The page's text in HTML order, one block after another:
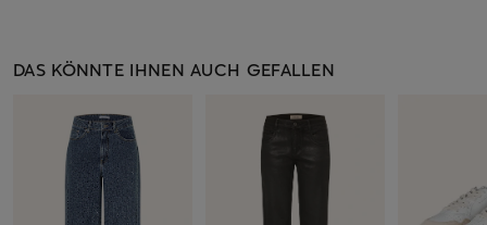
DAS KÖNNTE IHNEN AUCH GEFALLEN